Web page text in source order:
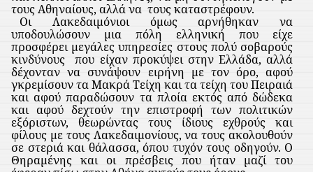
τους Αθηναίους, αλλά να τους καταστρέφουν.
Οι Λακεδαιμόνιοι όμως αρνήθηκαν να
υποδουλώσουν μια πόλη ελληνική που είχε
προσφέρει μεγάλες υπηρεσίες στους πολύ σοβαρούς
κινδύνους
που είχαν προκύψει στην Ελλάδα, αλλά
δέχονταν να συνάψουν ειρήνη με τον όρο, αφού
γκρεμίσουν τα Μακρά Τείχη και τα τείχη του Πειραιά
και αφού παραδώσουν τα πλοία εκτός από δώδεκα
και αφού δεχτούν την επιστροφή των πολιτικών
εξόριστων, θεωρώντας τους ίδιους εχθρούς και
φίλους με τους Λακεδαιμονίους, να τους ακολουθούν
σε στεριά και θάλασσα, όπου τυχόν τους οδηγούν. Ο
Θηραμένης και οι πρέσβεις που ήταν μαζί του